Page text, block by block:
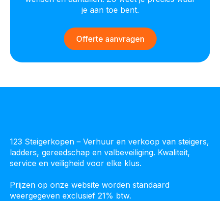
je aan toe bent.
Offerte aanvragen
123 Steigerkopen – Verhuur en verkoop van steigers,
ladders, gereedschap en valbeveiliging. Kwaliteit,
service en veiligheid voor elke klus.
Prijzen op onze website worden standaard
weergegeven exclusief 21% btw.